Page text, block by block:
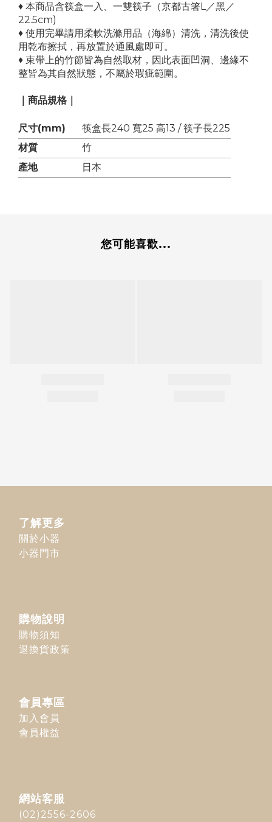
♦ 本商品含筷盒一入、一雙筷子（京都古箸L／黑／
22.5cm)
♦ 使用完畢請用柔軟洗滌用品（海綿）清洗，清洗後使
用乾布擦拭，再放置於通風處即可。
♦ 束帶上的竹節皆為自然取材，因此表面凹洞、邊緣不
整皆為其自然狀態，不屬於瑕疵範圍。
｜商品規格｜
尺寸(mm)
筷盒長240 寬25 高13 / 筷子長225
材質
竹
產地 日本
您可能喜歡...
了解更多
關於小器
小器門市
購物說明
購物須知
退換貨政策
會員專區
加入會員
會員權益
網站客服
(02)2556-2606